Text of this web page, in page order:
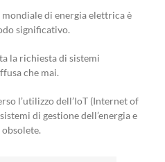
di energia elettrica è
significativo.
la richiesta di sistemi
che mai.
l’utilizzo dell’IoT (Internet of
di gestione dell’energia e